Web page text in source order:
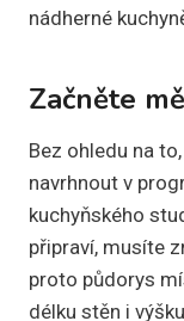
nádherné
Začněte
Bez ohledu na
navrhnout v
kuchyňského
připraví, musíte
proto půdorys
délku stěn i